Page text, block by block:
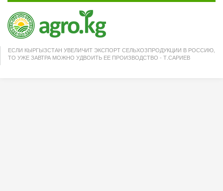
ЕСЛИ КЫРГЫЗСТАН УВЕЛИЧИТ ЭКСПОРТ СЕЛЬХОЗПРОДУКЦИИ В РОССИЮ,
ТО УЖЕ ЗАВТРА МОЖНО УДВОИТЬ ЕЕ ПРОИЗВОДСТВО - Т.САРИЕВ